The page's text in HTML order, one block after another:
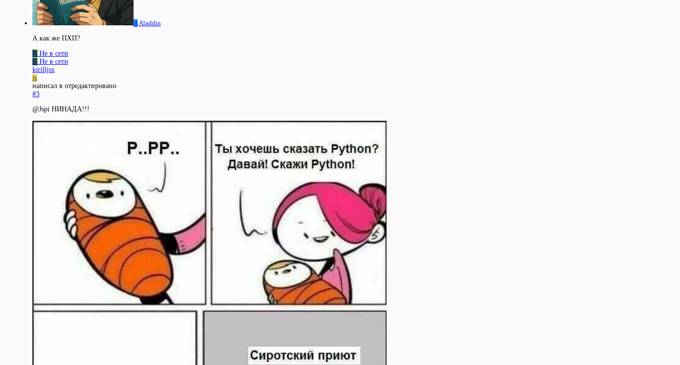
AAladdin
А как же ПХП?
K Не в сети
K Не в сети
kirilljsx
js
написал в отредактировано
#3
@Jspi НИНАДА!!!